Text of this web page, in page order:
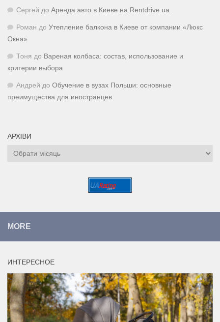
Сергей до Аренда авто в Киеве на Rentdrive.ua
Роман до Утепление балкона в Киеве от компании «Люкс
Окна»
Тоня до Вареная колбаса: состав, использование и
критерии выбора
Андрей до Обучение в вузах Польши: основные
преимущества для иностранцев
АРХІВИ
Архіви
MORE
ИНТЕРЕСНОЕ